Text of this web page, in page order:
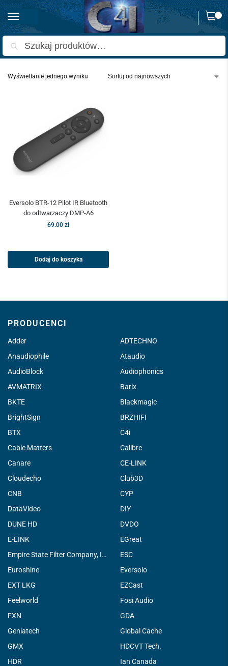
0
Strona główna Produkty oznaczone “pilot Eversolo”
Wyświetlanie jednego wyniku
Eversolo BTR-12 Pilot IR Bluetooth
do odtwarzaczy DMP-A6
69.00 zł
Dodaj do koszyka
PRODUCENCI
Adder
ADTECHNO
Anaudiophile
Ataudio
AudioBlock
Audiophonics
AVMATRIX
Barix
BKTE
Blackmagic
BrightSign
BRZHIFI
BTX
C4i
Cable Matters
Calibre
Canare
CE-LINK
Cloudecho
Club3D
CNB
CYP
DataVideo
DIY
DUNE HD
DVDO
E-LINK
EGreat
Empire State Filter Company, INC.
ESC
Euroshine
Eversolo
EXT LKG
EZCast
Feelworld
Fosi Audio
FXN
GDA
Geniatech
Global Cache
GMX
HDCVT Tech.
HDR
Ian Canada